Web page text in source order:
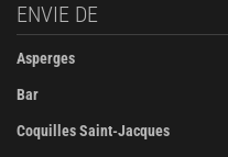
ENVIE DE
Asperges
Bar
Coquilles Saint-Jacques